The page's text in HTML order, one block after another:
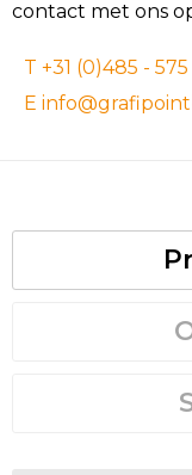
contact met ons
T +31 (0)485 -
E